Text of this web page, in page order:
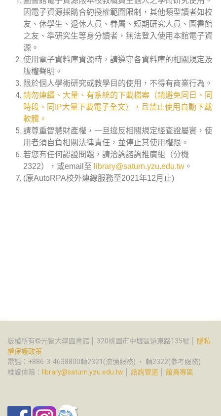
因電子資源採購合約授權範圍限制，其他類型讀者如校
友、休學生、退休人員、眷屬、短期研究人員、圖書館
之友、準研究生等身分讀者，無法登入使用本館電子資
源。
使用電子資料庫資源時，請遵守各資料庫的相關規定及
版權聲明。
限於個人學術研究或教學目的使用，不得有商業行為。
請勿連續、大量、有系統的下載檔案（請避免同日、同
時段、同IP大量下載電子全文），且禁止使用自動下載
軟體。
請尊重智慧財產權，一旦違反相關規定經查證屬實，使
用者須自負相關法律責任，並停止其使用權限。
若您有任何認證問題，請洽詢諮詢推廣組（分機
2322），或email至 library@saturn.yzu.edu.tw 。
(原AutoRPA校外連線服務至2021年12月止)
版權所有©元智大學圖書館 │ 320桃園市中壢區遠東路135號 │
隱私
權保護政策
電話：+886-3-4638800轉2321(流通服務) ‧ 轉2322(參考服務)
維護信箱： library@saturn.yzu.edu.tw 諮詢管道 館員專區